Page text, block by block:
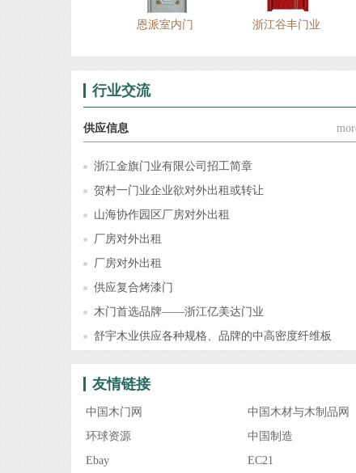
浙江谷丰花梨实木门-梅
新典，亦如钻石般永
行业交流
供应信息
浙江金旗门业有限公司招工简章
贺村一门业企业欲对外出租或转让
山海协作园区厂房对外出租
厂房对外出租
厂房对外出租
供应复合烤漆门
木门首选品牌——浙江亿美达门业
舒宇木业供应各种规格、品牌的中高密度纤维板
友情链接
中国木门网 中国木材与木制品网
环球资源
中国制造
Ebay
EC21